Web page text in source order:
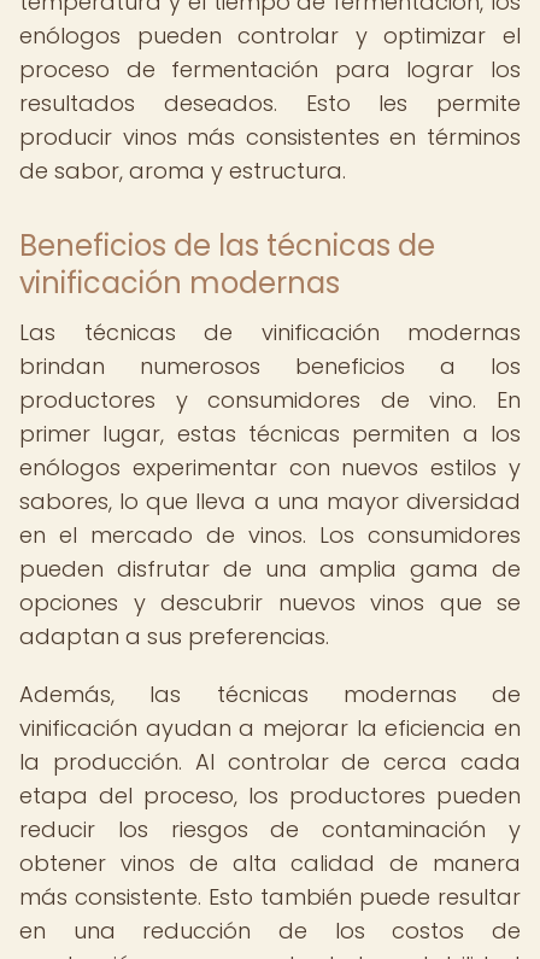
enólogos pueden controlar y optimizar el
proceso de fermentación para lograr los
resultados deseados. Esto les permite
producir vinos más consistentes en términos
de sabor, aroma y estructura.
Beneficios de las técnicas de
vinificación modernas
Las técnicas de vinificación modernas
brindan numerosos beneficios a los
productores y consumidores de vino. En
primer lugar, estas técnicas permiten a los
enólogos experimentar con nuevos estilos y
sabores, lo que lleva a una mayor diversidad
en el mercado de vinos. Los consumidores
pueden disfrutar de una amplia gama de
opciones y descubrir nuevos vinos que se
adaptan a sus preferencias.
Además, las técnicas modernas de
vinificación ayudan a mejorar la eficiencia en
la producción. Al controlar de cerca cada
etapa del proceso, los productores pueden
reducir los riesgos de contaminación y
obtener vinos de alta calidad de manera
más consistente. Esto también puede resultar
en una reducción de los costos de